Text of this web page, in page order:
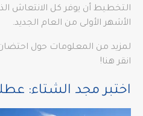
التخطيط أن يوفر كل الانتعاش
الأشهر الأولى من العام الجديد.
لمزيد من المعلومات حول
انقر هنا!
اختبر مجد الشتاء: